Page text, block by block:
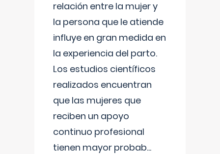
relación entre la mujer y
la persona que le atiende
influye en gran medida en
la experiencia del parto.
Los estudios científicos
realizados encuentran
que las mujeres que
reciben un apoyo
continuo profesional
tienen mayor probab...